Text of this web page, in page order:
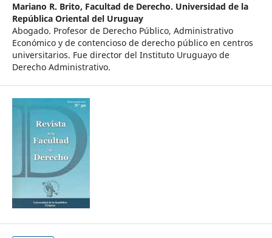
Mariano R. Brito, Facultad de Derecho. Universidad de la
República Oriental del Uruguay
Abogado. Profesor de Derecho Público, Administrativo
Económico y de contencioso de derecho público en centros
universitarios. Fue director del Instituto Uruguayo de
Derecho Administrativo.